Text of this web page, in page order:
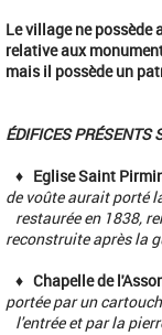
Le village ne possède
relative aux
mais il possède un
ÉDIFICES PRÉSENTS
♦ Eglise Saint
de voûte aurait porté
restaurée en 1838,
reconstruite après la
♦ Chapelle de
portée par un
l'entrée et par la